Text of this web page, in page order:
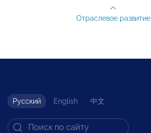
Отраслевое развитие
Русский English 中文